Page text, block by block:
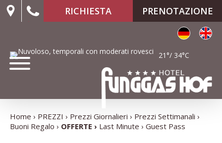
RICHIESTA PRENOTAZIONE
21°/ 34°C
Home PREZZI Prezzi Giornalieri
Prezzi Settimanali
Buoni Regalo
OFFERTE Last Minute Guest Pass